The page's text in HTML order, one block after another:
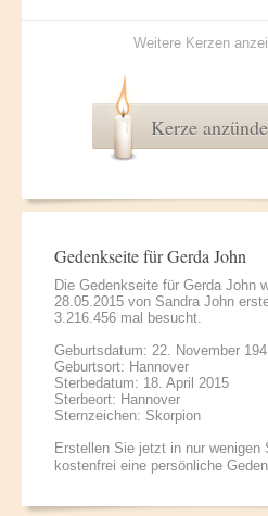
Weitere Kerzen
Kerze
Gedenkseite für Gerda John
Die Gedenkseite für Gerda John
28.05.2015 von Sandra John
3.216.456 mal besucht.
Geburtsdatum: 22. November
Geburtsort: Hannover
Sterbedatum: 18. April 2015
Sterbeort: Hannover
Sternzeichen: Skorpion
Erstellen Sie jetzt in nur wenigen
kostenfrei eine persönliche